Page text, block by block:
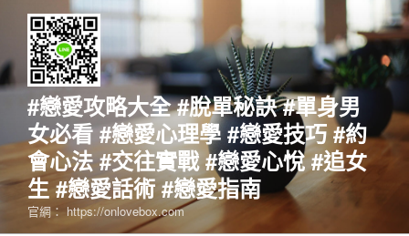
要
#戀愛攻略大全 #脫單秘訣 #單身男
女必看 #戀愛心理學 #戀愛技巧 #約
會心法 #交往實戰 #戀愛心悅 #追女
生 #戀愛話術 #戀愛指南
官網： https://onlovebox.com